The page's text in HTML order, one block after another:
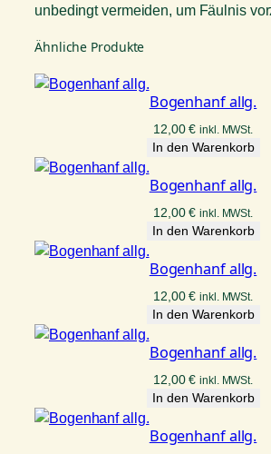
unbedingt vermeiden, um Fäulnis
Ähnliche Produkte
Bogenhanf allg.
12,00€ inkl. MWSt.
In den Warenkorb
Bogenhanf allg.
12,00€ inkl. MWSt.
In den Warenkorb
Bogenhanf allg.
12,00€ inkl. MWSt.
In den Warenkorb
Bogenhanf allg.
12,00€ inkl. MWSt.
In den Warenkorb
Bogenhanf allg.